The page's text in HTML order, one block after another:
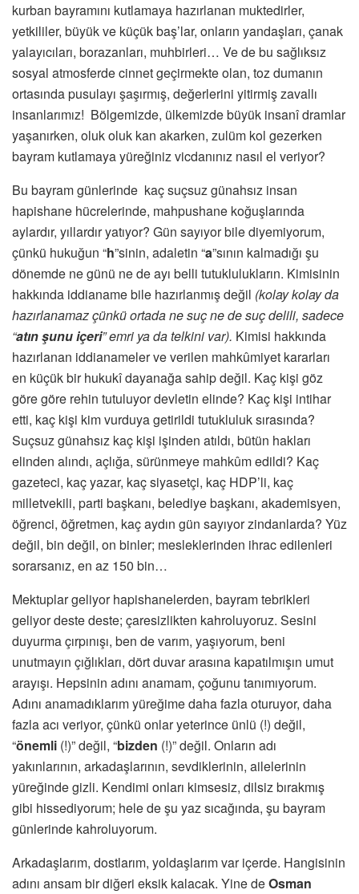
kurban bayramını kutlamaya hazırlanan muktedirler,
yetkililer, büyük ve küçük baş’lar, onların yandaşları, çanak
yalayıcıları, borazanları, muhbirleri… Ve de bu sağlıksız
sosyal atmosferde cinnet geçirmekte olan, toz dumanın
ortasında pusulayı şaşırmış, değerlerini yitirmiş zavallı
insanlarımız! Bölgemizde, ülkemizde büyük insanî dramlar
yaşanırken, oluk oluk kan akarken, zulüm kol gezerken
bayram kutlamaya yüreğiniz vicdanınız nasıl el veriyor?
Bu bayram günlerinde kaç suçsuz günahsız insan
hapishane hücrelerinde, mahpushane koğuşlarında
aylardır, yıllardır yatıyor? Gün sayıyor bile diyemiyorum,
çünkü hukuğun “h”sinin, adaletin “a”sının kalmadığı şu
dönemde ne günü ne de ayı belli tutuklulukların. Kimisinin
hakkında iddianame bile hazırlanmış değil (kolay kolay da
hazırlanamaz çünkü ortada ne suç ne de suç delili, sadece
“atın şunu içeri” emri ya da telkini var). Kimisi hakkında
hazırlanan iddianameler ve verilen mahkûmiyet kararları
en küçük bir hukukî dayanağa sahip değil. Kaç kişi göz
göre göre rehin tutuluyor devletin elinde? Kaç kişi intihar
etti, kaç kişi kim vurduya getirildi tutukluluk sırasında?
Suçsuz günahsız kaç kişi işinden atıldı, bütün hakları
elinden alındı, açlığa, sürünmeye mahkûm edildi? Kaç
gazeteci, kaç yazar, kaç siyasetçi, kaç HDP’li, kaç
milletvekili, parti başkanı, belediye başkanı, akademisyen,
öğrenci, öğretmen, kaç aydın gün sayıyor zindanlarda? Yüz
değil, bin değil, on binler; mesleklerinden ihrac edilenleri
sorarsanız, en az 150 bin…
Mektuplar geliyor hapishanelerden, bayram tebrikleri
geliyor deste deste; çaresizlikten kahroluyoruz. Sesini
duyurma çırpınışı, ben de varım, yaşıyorum, beni
unutmayın çığlıkları, dört duvar arasına kapatılmışın umut
arayışı. Hepsinin adını anamam, çoğunu tanımıyorum.
Adını anamadıklarım yüreğime daha fazla oturuyor, daha
fazla acı veriyor, çünkü onlar yeterince ünlü (!) değil,
“önemli (!)” değil, “bizden (!)” değil. Onların adı
yakınlarının, arkadaşlarının, sevdiklerinin, ailelerinin
yüreğinde gizli. Kendimi onları kimsesiz, dilsiz bırakmış
gibi hissediyorum; hele de şu yaz sıcağında, şu bayram
günlerinde kahroluyorum.
Arkadaşlarım, dostlarım, yoldaşlarım var içerde. Hangisinin
adını ansam bir diğeri eksik kalacak. Yine deOsman